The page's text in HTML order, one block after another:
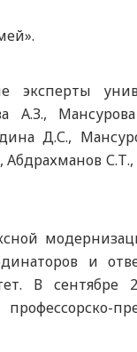
эксперты
А.З.,
Д.С.,
Абдрахманов
и
В сентябре